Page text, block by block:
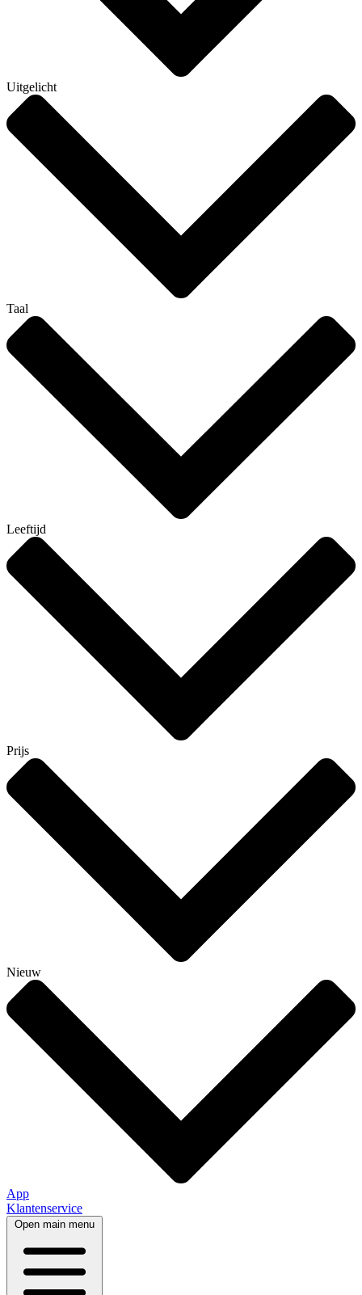
Uitgelicht
Taal
Leeftijd
Prijs
Nieuw
App
Klantenservice
Open main menu